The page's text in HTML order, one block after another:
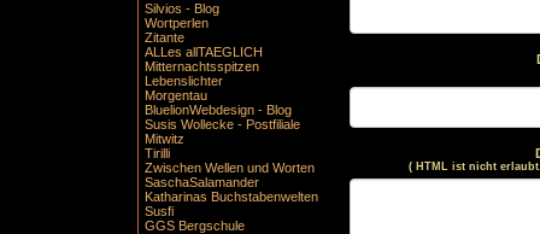
Silvios - Blog
Wortperlen
Zitante
ALLes allTAEGLICH
Mitternachtsspitzen
Lebenslichter
Morgentau
BluelionWebdesign - Blog
Susis Wollecke - Postfiliale
Mitwitz
Tirilli
Zwischen Wellen und Worten
SaschaSalamander
Katharinas Buchstabenwelten
Susfi
GGS Bergschule
( HTML ist nicht